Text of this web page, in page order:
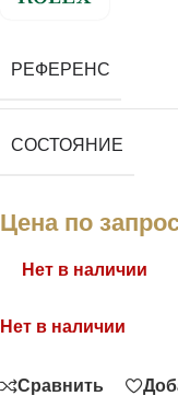
РЕФЕРЕНС
СОСТОЯНИЕ
Цена по
Нет в наличии
Нет в наличии
Сравнить